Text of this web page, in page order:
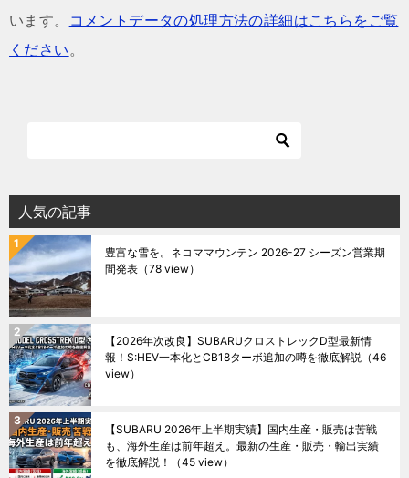
います。
コメントデータの処理方法の詳細はこちらをご覧
ください。
人気の記事
豊富な雪を。ネコママウンテン 2026-27 シーズン営業期
間発表 （78 view）
【2026年次改良】SUBARUクロストレックD型最新情
報！S:HEV一本化とCB18ターボ追加の噂を徹底解説 （46
view）
【SUBARU 2026年上半期実績】国内生産・販売は苦戦
も、海外生産は前年超え。最新の生産・販売・輸出実績
を徹底解説！
（45 view）